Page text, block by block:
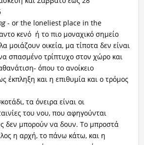
- or the loneliest place in the
κενό ή το πιο μοναχικό σημείο
μοιάζουν οικεία, μα τίποτα δεν είναι
σπασμένο τρίπτυχο στον χώρο και
όπου το ανοίκειο
έκπληξη και η επιθυμία και ο τρόμος
τα όνειρα είναι οι
του νου, που αφηγούνται
δεν μπορούν να δουν. Το μπροστά
η αρχή, το πάνω κάτω, και η